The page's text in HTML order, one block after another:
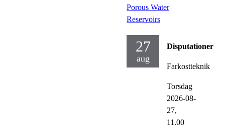
Porous Water
Reservoirs
27
aug
Disputationer
Farkostteknik
Torsdag
2026-08-
27,
11.00